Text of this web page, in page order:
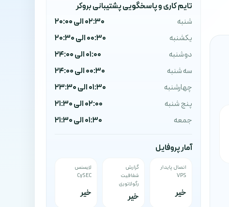
تایم کاری و پاسخگویی پشتیبانی بروکر
شنبه
02:30 الی 20:00
یکشنبه
00:30 الی 20:30
دوشنبه
01:00 الی 24:00
سه شنبه
00:30 الی 24:00
چهارشنبه
01:30 الی 23:30
پنج شنبه
02:00 الی 21:30
جمعه
01:30 الی 21:30
آمار پروفایل
اتصال پایدار
VPS
خیر
گزارش
شفافیت
رگولاتوری
خیر
لایسنس
CySEC
خیر